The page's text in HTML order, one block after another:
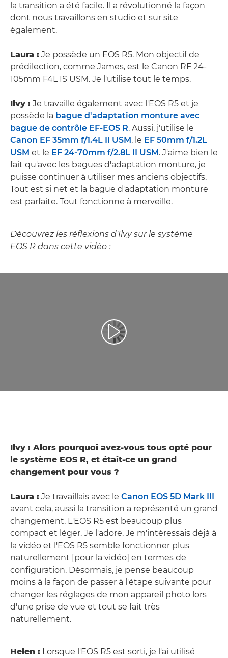
la transition a été facile. Il a révolutionné la façon
dont nous travaillons en studio et sur site
également.
Laura : Je possède un EOS R5. Mon objectif de
prédilection, comme James, est le Canon RF 24-
105mm F4L IS USM. Je l'utilise tout le temps.
Ilvy : Je travaille également avec l'EOS R5 et je
possède la bague d'adaptation monture avec
bague de contrôle EF-EOS R. Aussi, j'utilise le
Canon EF 35mm f/1.4L II USM , le EF 50mm f/1.2L
USM et le EF 24-70mm f/2.8L II USM . J'aime bien le
fait qu'avec les bagues d'adaptation monture, je
puisse continuer à utiliser mes anciens objectifs.
Tout est si net et la bague d'adaptation monture
est parfaite. Tout fonctionne à merveille.
Découvrez les réflexions d'Ilvy sur le système
EOS R dans cette vidéo :
Lancer la vidéo
Ilvy : Alors pourquoi avez-vous tous opté pour
le système EOS R, et était-ce un grand
changement pour vous ?
Laura : Je travaillais avec le Canon EOS 5D Mark III
avant cela, aussi la transition a représenté un grand
changement. L'EOS R5 est beaucoup plus
compact et léger. Je l'adore. Je m'intéressais déjà à
la vidéo et l'EOS R5 semble fonctionner plus
naturellement [pour la vidéo] en termes de
configuration. Désormais, je pense beaucoup
moins à la façon de passer à l'étape suivante pour
changer les réglages de mon appareil photo lors
d'une prise de vue et tout se fait très
naturellement.
Helen : Lorsque l'EOS R5 est sorti, je l'ai utilisé